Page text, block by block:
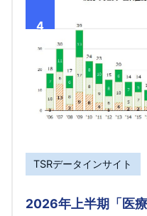
4
TSRデータインサイト
2026年上半期「医